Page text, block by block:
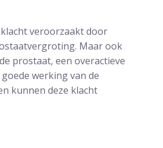
veroorzaakt door
Maar ook
prostaat, een overactieve
werking van de
kunnen deze klacht